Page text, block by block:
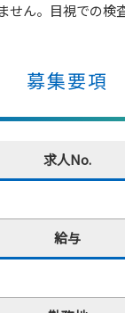
ん。目視での検
募集要項
求人No.
給与